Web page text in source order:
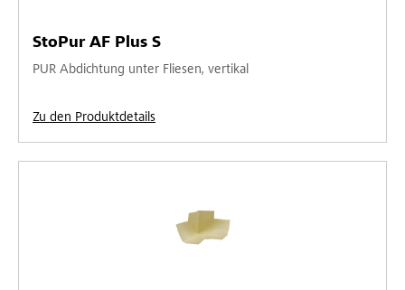
StoPur AF Plus S
PUR Abdichtung unter Fliesen, vertikal
Zu den Produktdetails